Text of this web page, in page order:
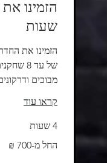
שעות
של עד 8
מבוכים
קראו עוד
4 שעות
מ-700
החל מ-‏700 ‏₪